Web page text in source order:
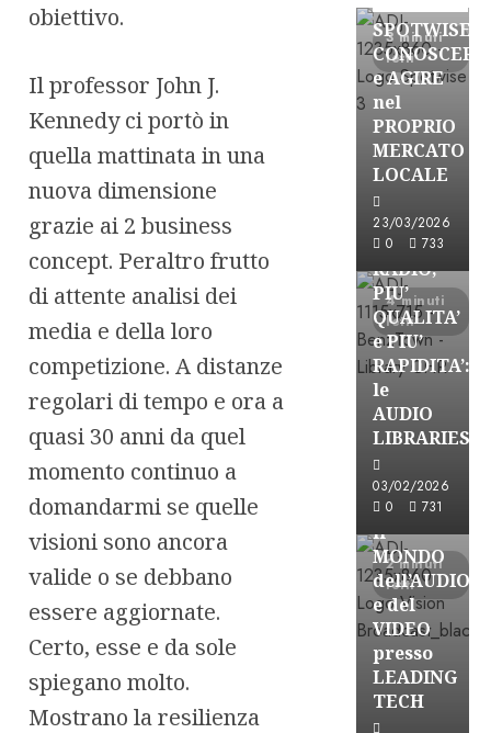
obiettivo.
Il professor John J.
Kennedy ci portò in
quella mattinata in una
nuova dimensione
grazie ai 2 business
concept. Peraltro frutto
di attente analisi dei
media e della loro
competizione. A distanze
regolari di tempo e ora a
quasi 30 anni da quel
momento continuo a
domandarmi se quelle
visioni sono ancora
valide o se debbano
essere aggiornate.
Certo, esse e da sole
spiegano molto.
Mostrano la resilienza
3 minuti
letti
SPOTWISE:
CONOSCERE
e AGIRE
nel
PROPRIO
MERCATO
LOCALE
23/03/2026
0
733
4 minuti
letti
FREE
Per la
RADIO,
PIU’
QUALITA’
e PIU’
RAPIDITA’:
le
AUDIO
LIBRARIES
03/02/2026
0
731
2 minuti
letti
Partnership
VISION
BROADCAST,
ESPLORARE
il
MONDO
dell’AUDIO
e del
VIDEO
presso
LEADING
TECH